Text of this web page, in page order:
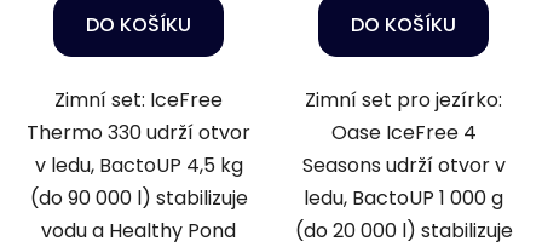
DO KOŠÍKU
Zimní set: IceFree
Thermo 330 udrží otvor
v ledu, BactoUP 4,5 kg
(do 90 000 l) stabilizuje
vodu a Healthy Pond
DO KOŠÍKU
Zimní set pro jezírko:
Oase IceFree 4
Seasons udrží otvor v
ledu, BactoUP 1 000 g
(do 20 000 l) stabilizuje